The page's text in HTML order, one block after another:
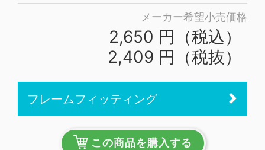
メーカー希望小売価格
2,650 円（税込）
2,409 円（税抜）
フレームフィッティング
この商品を購入する